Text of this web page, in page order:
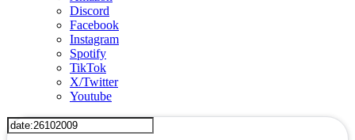
Discord
Facebook
Instagram
Spotify
TikTok
X/Twitter
Youtube